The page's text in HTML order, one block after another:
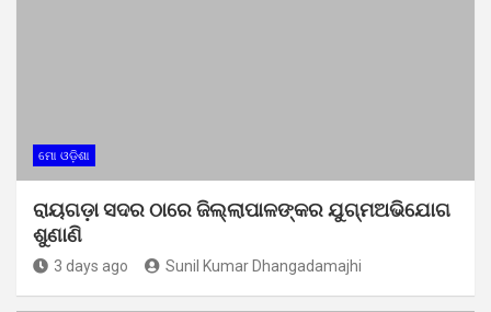
ମୋ ଓଡ଼ିଶା
ରାୟଗଡ଼ା ସଦର ଠାରେ ଜିଲ୍ଲାପାଳଙ୍କର ଯୁଗ୍ମଅଭିଯୋଗ
ଶୁଣାଣି
3 days ago Sunil Kumar Dhangadamajhi